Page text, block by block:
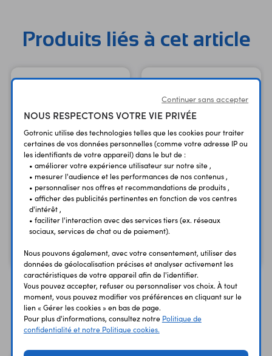
Produits liés à cet article
Carte Raspberry Pi 4 B -
2 GB
Version 2 GB
58,25 € HT Code : 36437
Carte Raspberry Pi 4 B -
4 GB
Version 4 GB
119,50 €
99,58 € HT Code : 36418
Vous avez déja consulté
Continuer sans accepter
NOUS RESPECTONS VOTRE VIE PRIVÉE
Gotronic utilise des technologies telles que les cookies pour traiter
certaines de vos données personnelles (comme votre adresse IP ou
les identifiants de votre appareil) dans le but de :
• améliorer votre expérience utilisateur sur notre site ,
• mesurer l'audience et les performances de nos contenus ,
• personnaliser nos offres et recommandations de produits ,
• afficher des publicités pertinentes en fonction de vos centres
d'intérêt ,
• faciliter l'interaction avec des services tiers (ex. réseaux
sociaux, services de chat ou de paiement).
Nous pouvons également, avec votre consentement, utiliser des
données de géolocalisation précises et analyser activement les
caractéristiques de votre appareil afin de l'identifier.
Vous pouvez accepter, refuser ou personnaliser vos choix. À tout
moment, vous pouvez modifier vos préférences en cliquant sur le
lien « Gérer les cookies » en bas de page.
Pour plus d'informations, consultez notre Politique de
confidentialité et notre Politique cookies.